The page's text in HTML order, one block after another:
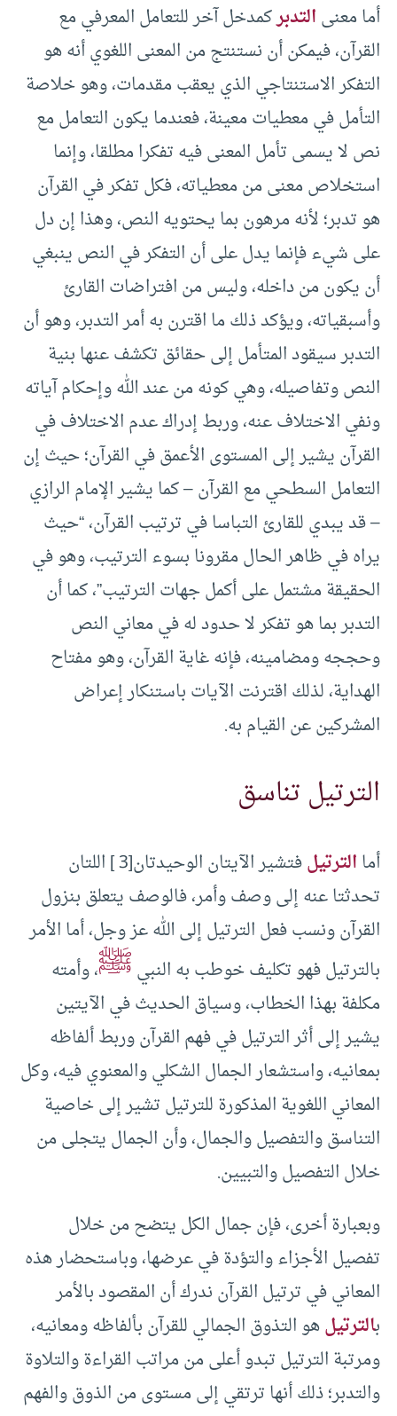
أما معنىالتدبركمدخل آخر للتعامل المعرفي مع
القرآن، فيمكن أن نستنتج من المعنى اللغوي أنه هو
التفكر الاستنتاجي الذي يعقب مقدمات، وهو خلاصة
التأمل في معطيات معينة، فعندما يكون التعامل مع
نص لا يسمى تأمل المعنى فيه تفكرا مطلقا، وإنما
استخلاص معنى من معطياته، فكل تفكر في القرآن
هو تدبر؛ لأنه مرهون بما يحتويه النص، وهذا إن دل
على شيء فإنما يدل على أن التفكر في النص ينبغي
أن يكون من داخله، وليس من افتراضات القارئ
وأسبقياته، ويؤكد ذلك ما اقترن به أمر التدبر، وهو أن
التدبر سيقود المتأمل إلى حقائق تكشف عنها بنية
النص وتفاصيله، وهي كونه من عند الله وإحكام آياته
ونفي الاختلاف عنه، وربط إدراك عدم الاختلاف في
القرآن يشير إلى المستوى الأعمق في القرآن؛ حيث إن
التعامل السطحي مع القرآن – كما يشير الإمام الرازي
– قد يبدي للقارئ التباسا في ترتيب القرآن، “حيث
يراه في ظاهر الحال مقرونا بسوء الترتيب، وهو في
الحقيقة مشتمل على أكمل جهات الترتيب”، كما أن
التدبر بما هو تفكر لا حدود له في معاني النص
وحججه ومضامينه، فإنه غاية القرآن، وهو مفتاح
الهداية، لذلك اقترنت الآيات باستنكار إعراض
المشركين عن القيام به.
الترتيل تناسق
أماالترتيل
فتشير الآيتان الوحيدتان[3 ] اللتان
تحدثتا عنه إلى وصف وأمر، فالوصف يتعلق بنزول
القرآن ونسب فعل الترتيل إلى الله عز وجل، أما الأمر
بالترتيل فهو تكليف خوطب به النبيﷺ، وأمته
مكلفة بهذا الخطاب، وسياق الحديث في الآيتين
يشير إلى أثر الترتيل في فهم القرآن وربط ألفاظه
بمعانيه، واستشعار الجمال الشكلي والمعنوي فيه، وكل
المعاني اللغوية المذكورة للترتيل تشير إلى خاصية
التناسق والتفصيل والجمال، وأن الجمال يتجلى من
خلال التفصيل والتبيين.
وبعبارة أخرى، فإن جمال الكل يتضح من خلال
تفصيل الأجزاء والتؤدة في عرضها، وباستحضار هذه
المعاني في ترتيل القرآن ندرك أن المقصود بالأمر
بالترتيلهو التذوق الجمالي للقرآن بألفاظه ومعانيه،
ومرتبة الترتيل تبدو أعلى من مراتب القراءة والتلاوة
والتدبر؛ ذلك أنها ترتقي إلى مستوى من الذوق والفهم